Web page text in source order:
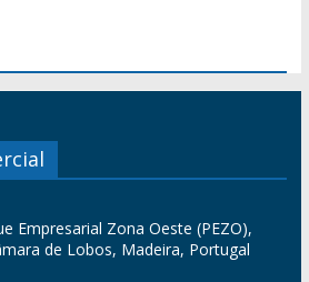
Empresarial Zona Oeste (PEZO),
de Lobos, Madeira, Portugal